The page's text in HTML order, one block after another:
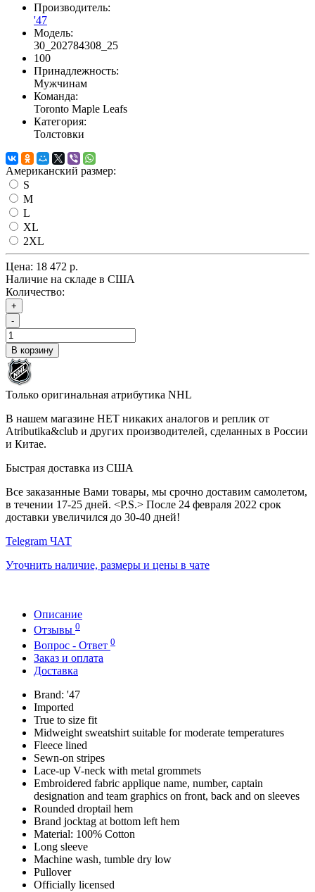
Производитель:
'47
Модель:
30_202784308_25
100
Принадлежность:
Мужчинам
Команда:
Toronto Maple Leafs
Категория:
Толстовки
Американский размер:
S
M
L
XL
2XL
Цена: 18 472 р.
Наличие на складе в США
Количество:
+
-
В корзину
Только оригинальная атрибутика NHL
В нашем магазине НЕТ никаких аналогов и реплик от
Atributika&club и других производителей, сделанных в России
и Китае.
Быстрая доставка из США
Все заказанные Вами товары, мы срочно доставим самолетом,
в течении 17-25 дней. <P.S.> После 24 февраля 2022 срок
доставки увеличился до 30-40 дней!
Telegram ЧАТ
Уточнить наличие, размеры и цены в чате
Описание
Отзывы 0
Вопрос - Ответ 0
Заказ и оплата
Доставка
Brand: '47
Imported
True to size fit
Midweight sweatshirt suitable for moderate temperatures
Fleece lined
Sewn-on stripes
Lace-up V-neck with metal grommets
Embroidered fabric applique name, number, captain
designation and team graphics on front, back and on sleeves
Rounded droptail hem
Brand jocktag at bottom left hem
Material: 100% Cotton
Long sleeve
Machine wash, tumble dry low
Pullover
Officially licensed